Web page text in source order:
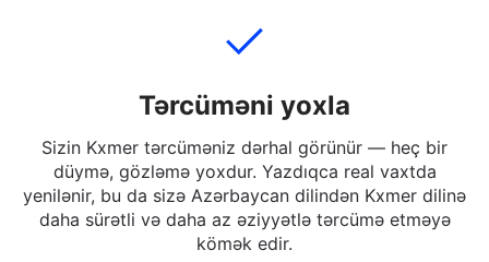
Tərcüməni yoxla
Sizin Kxmer tərcüməniz dərhal görünür — heç bir
düymə, gözləmə yoxdur. Yazdıqca real vaxtda
yenilənir, bu da sizə Azərbaycan dilindən Kxmer dilinə